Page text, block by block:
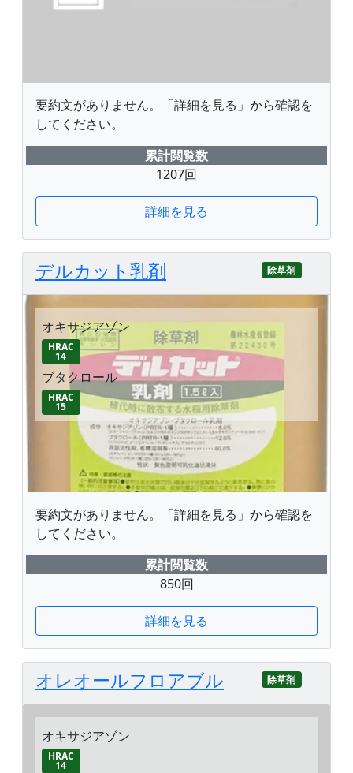
要約文がありません。「詳細を見る」から確認を
してください。
累計閲覧数
1207回
詳細を見る
デルカット乳剤 除草剤
オキサジアゾン
HRAC
14
ブタクロール
HRAC
15
要約文がありません。「詳細を見る」から確認を
してください。
累計閲覧数
850回
詳細を見る
オレオールフロアブル 除草剤
オキサジアゾン
HRAC
14